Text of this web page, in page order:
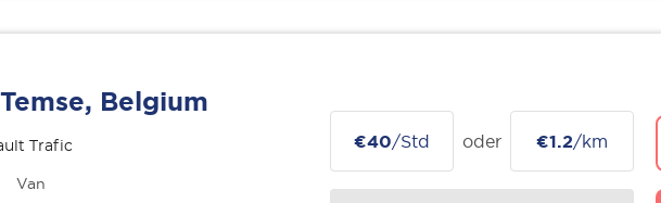
Temse, Belgium
Trafic
Van
€40/Std oder €1.2/km